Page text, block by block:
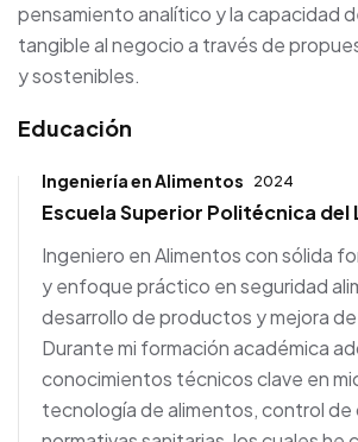
pensamiento analítico y la capacidad
tangible al negocio a través de
y sostenibles.
Educación
Ingeniería en Alimentos 2024
Escuela Superior Politécnica del
Ingeniero en Alimentos con sólida
y enfoque práctico en seguridad
desarrollo de productos y mejora
Durante mi formación académica
conocimientos técnicos clave en
tecnología de alimentos, control de